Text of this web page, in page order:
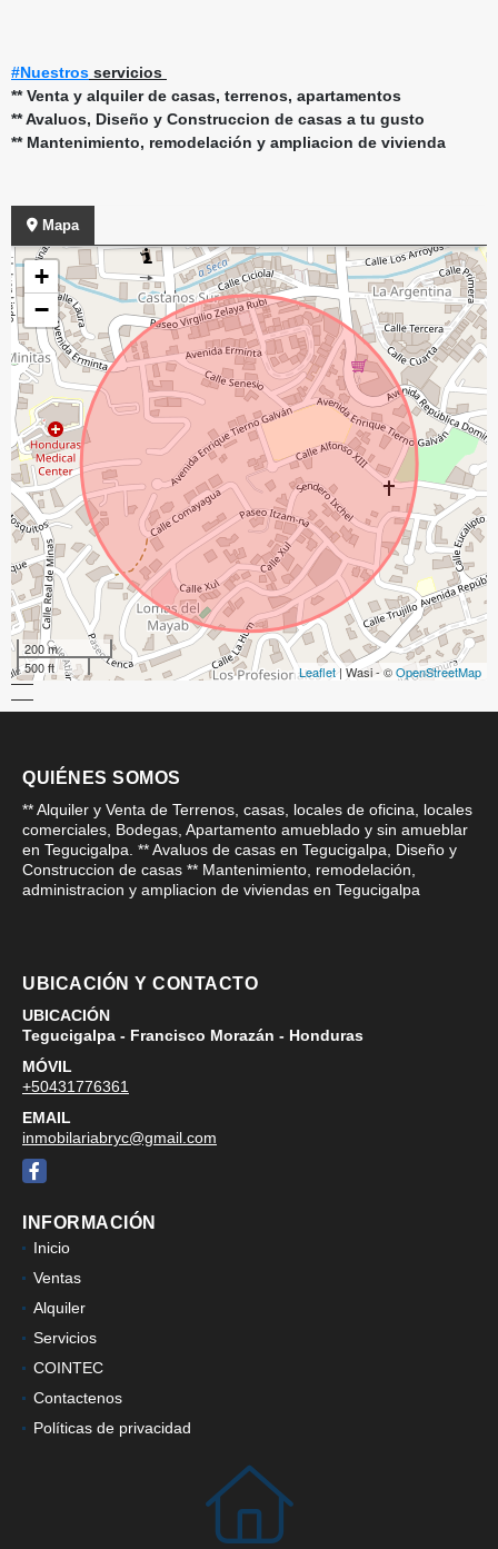
#Nuestros servicios
** Venta y alquiler de casas, terrenos, apartamentos
** Avaluos, Diseño y Construccion de casas a tu gusto
** Mantenimiento, remodelación y ampliacion de vivienda
Mapa
+
−
200 m
500 ft
Leaflet| Wasi - ©OpenStreetMap
QUIÉNES SOMOS
** Alquiler y Venta de Terrenos, casas, locales de oficina, locales
comerciales, Bodegas, Apartamento amueblado y sin amueblar
en Tegucigalpa. ** Avaluos de casas en Tegucigalpa, Diseño y
Construccion de casas ** Mantenimiento, remodelación,
administracion y ampliacion de viviendas en Tegucigalpa
UBICACIÓN Y CONTACTO
UBICACIÓN
Tegucigalpa - Francisco Morazán - Honduras
MÓVIL
+50431776361
EMAIL
inmobilariabryc@gmail.com
Facebook
INFORMACIÓN
Inicio
Ventas
Alquiler
Servicios
COINTEC
Contactenos
Políticas de privacidad